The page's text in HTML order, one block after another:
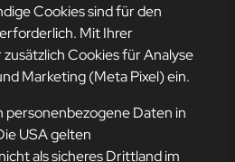
mission-webstyle oHG
Regitz-Straße 40
Neunkirchen
Cookies sind für den
Mit Ihrer
Cookies für Analyse
Marketing (Meta Pixel) ein.
personenbezogene Daten in
USA gelten
als sicheres Drittland im